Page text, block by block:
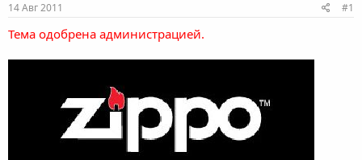
14 Авг 2011 #1
Тема одобрена администрацией.